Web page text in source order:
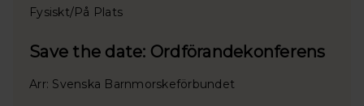
Fysiskt/På Plats
Save the date: Ordförandekonferens
Arr: Svenska Barnmorskeförbundet